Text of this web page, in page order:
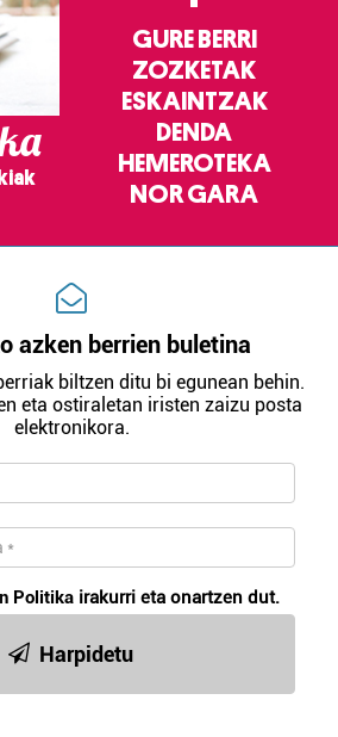
eta horren aurka nola egin
prozesatzeko moduari
eta ezarri zure lehentasunak
unetan alda edo ken dezakezu
adierazpenean.
propioak eta hirugarrenen cookie-
asmoz, cookie teknologiaz
hau onartuz gero, teknologia hori
GURE BERRI
ZOZKETAK
ESKAINTZAK
DENDA
HEMEROTEKA
NOR GARA
azken berrien buletina
biltzen ditu bi egunean behin.
eta ostiraletan iristen zaizu posta
elektronikora.
Politika irakurri eta onartzen dut.
Harpidetu